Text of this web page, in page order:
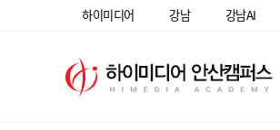
하이미디어 강남 강남AI